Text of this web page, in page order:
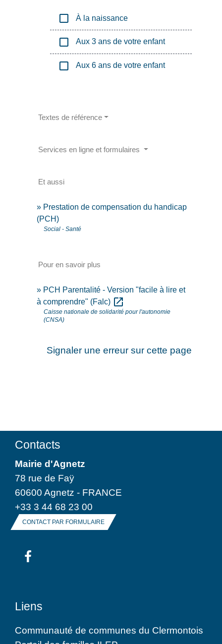
check_box_outline_blank À la naissance
check_box_outline_blank Aux 3 ans de votre enfant
check_box_outline_blank Aux 6 ans de votre enfant
Textes de référence
Services en ligne et formulaires
Et aussi
Prestation de compensation du handicap
(PCH)
Social - Santé
Pour en savoir plus
PCH Parentalité - Version "facile à lire et
à comprendre" (Falc) open_in_new
Caisse nationale de solidarité pour l'autonomie
(CNSA)
Signaler une erreur sur cette page
Contacts
Mairie d'Agnetz
78 rue de Faÿ
60600 Agnetz - FRANCE
+33 3 44 68 23 00
CONTACT PAR FORMULAIRE
Liens
Communauté de communes du Clermontois